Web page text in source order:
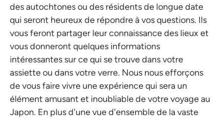
des autochtones ou des résidents de longue date
qui seront heureux de répondre à vos questions. Ils
vous feront partager leur connaissance des lieux et
vous donneront quelques informations
intéressantes sur ce qui se trouve dans votre
assiette ou dans votre verre. Nous nous efforçons
de vous faire vivre une expérience qui sera un
élément amusant et inoubliable de votre voyage au
Japon. En plus d'une vue d'ensemble de la vaste